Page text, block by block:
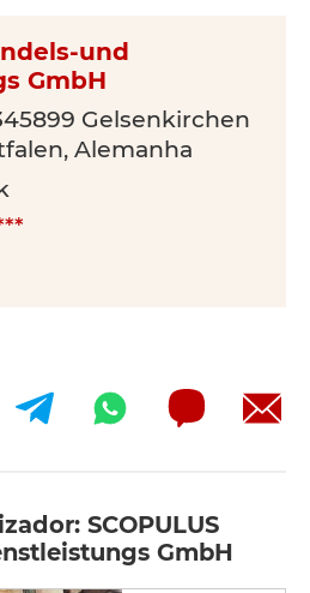
und
GmbH
Gelsenkirchen
Alemanha
SCOPULUS
GmbH